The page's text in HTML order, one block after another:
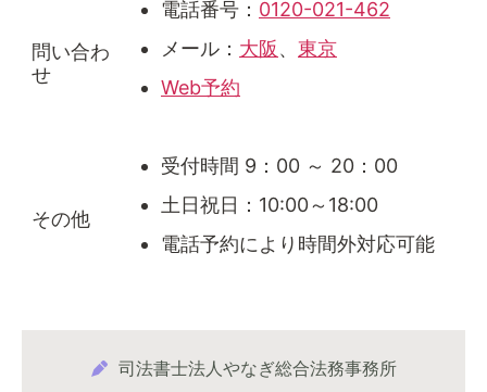
問い合わ
せ
電話番号： 0120-021-462
メール： 大阪、 東京
Web予約
その他
受付時間 9：00 ～ 20：00
土日祝日：10:00～18:00
電話予約により時間外対応可能
司法書士法人やなぎ総合法務事務所